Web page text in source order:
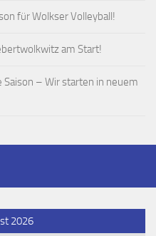
für Wolkser Volleyball!
am Start!
– Wir starten in neuem
2026